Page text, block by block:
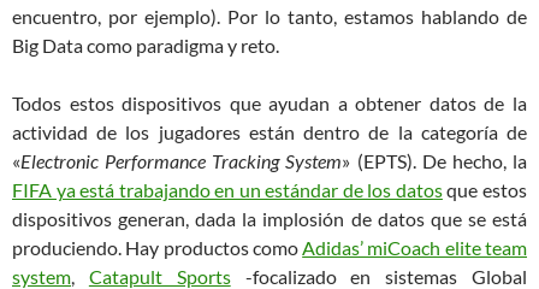
encuentro, por ejemplo). Por lo tanto, estamos hablando de
Big Data como paradigma y reto.
Todos estos dispositivos que ayudan a obtener datos de la
actividad de los jugadores están dentro de la categoría de
«Electronic Performance Tracking System» (EPTS). De hecho, la
FIFA ya está trabajando en un estándar de los datosque estos
dispositivos generan, dada la implosión de datos que se está
produciendo. Hay productos comoAdidas’ miCoach elite team
system, Catapult Sports-focalizado en sistemas Global